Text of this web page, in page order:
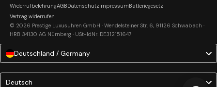
© 2026 Prestige Luxusuhren GmbH · Wendelsteiner Str. 6, 91126 Schwabach ·
HRB 34130 AG Nürnberg · USt-IdNr. DE312151647
WiderrufbelehrungAGBDatenschutzImpressumBatteriegesetz
Vertrag widerrufen
Deutschland / Germany
Language
Deutsch